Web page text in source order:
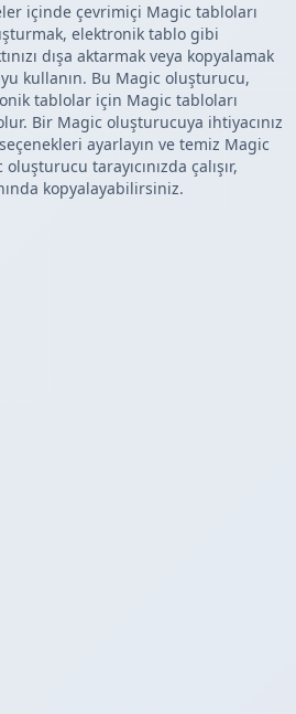
içinde çevrimiçi Magic tabloları
elektronik tablo gibi
dışa aktarmak veya kopyalamak
kullanın. Bu Magic oluşturucu,
tablolar için Magic tabloları
Bir Magic oluşturucuya ihtiyacınız
ayarlayın ve temiz Magic
oluşturucu tarayıcınızda çalışır,
kopyalayabilirsiniz.